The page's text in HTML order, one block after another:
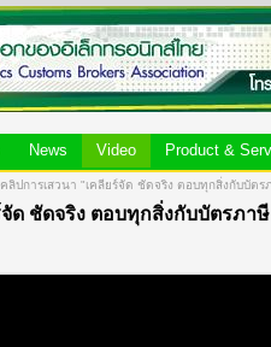
News Video Product &
คลิปการเสวนา "เคลียร์จัด ชัดจริง ตอบทุกสิ่งกับบัตร
ด ชัดจริง ตอบทุกสิ่งกับบัตรภา